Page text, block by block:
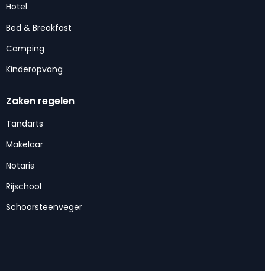
Hotel
Bed & Breakfast
Camping
Kinderopvang
Zaken regelen
Tandarts
Makelaar
Notaris
Rijschool
Schoorsteenveger